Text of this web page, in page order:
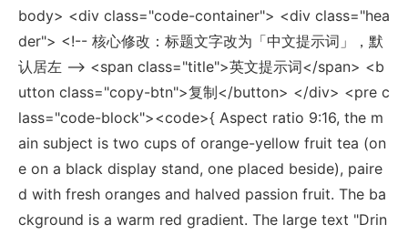
body> <div class="code-container"> <div class="hea
der"> <!-- 核心修改：标题文字改为「中文提示词」，默
认居左 --> <span class="title">英文提示词</span> <b
utton class="copy-btn">复制</button> </div> <pre c
lass="code-block"><code>{ Aspect ratio 9:16, the m
ain subject is two cups of orange-yellow fruit tea (on
e on a black display stand, one placed beside), paire
d with fresh oranges and halved passion fruit. The ba
ckground is a warm red gradient. The large text "Drin